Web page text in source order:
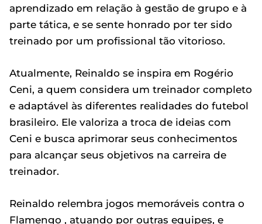
aprendizado em relação à gestão de grupo e à
parte tática, e se sente honrado por ter sido
treinado por um profissional tão vitorioso.
Atualmente, Reinaldo se inspira em Rogério
Ceni, a quem considera um treinador completo
e adaptável às diferentes realidades do futebol
brasileiro. Ele valoriza a troca de ideias com
Ceni e busca aprimorar seus conhecimentos
para alcançar seus objetivos na carreira de
treinador.
Reinaldo relembra jogos memoráveis contra o
Flamengo , atuando por outras equipes, e